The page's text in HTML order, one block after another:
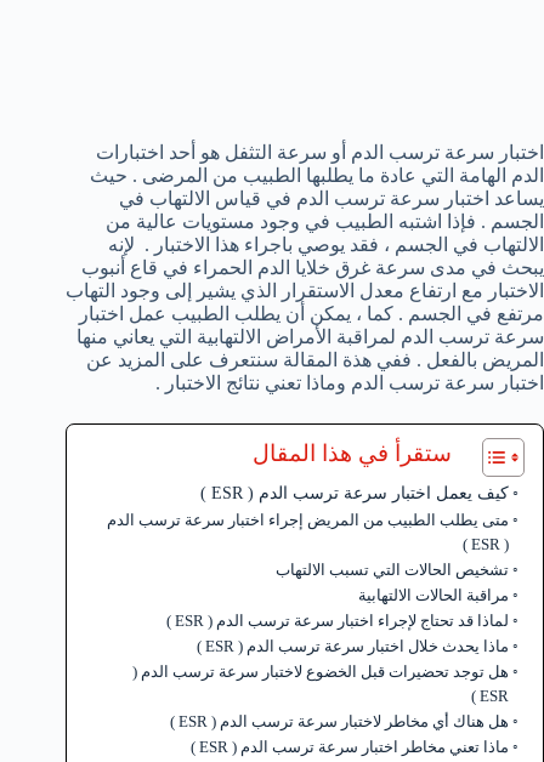
اختبار سرعة ترسب الدم أو سرعة التثفل هو أحد اختبارات
الدم الهامة التي عادة ما يطلبها الطبيب من المرضى . حيث
يساعد اختبار سرعة ترسب الدم في قياس الالتهاب في
الجسم . فإذا اشتبه الطبيب في وجود مستويات عالية من
الالتهاب في الجسم ، فقد يوصي باجراء هذا الاختبار . لإنه
يبحث في مدى سرعة غرق خلايا الدم الحمراء في قاع أنبوب
الاختبار مع ارتفاع معدل الاستقرار الذي يشير إلى وجود التهاب
مرتفع في الجسم . كما ، يمكن أن يطلب الطبيب عمل اختبار
سرعة ترسب الدم لمراقبة الأمراض الالتهابية التي يعاني منها
المريض بالفعل . ففي هذة المقالة سنتعرف على المزيد عن
اختبار سرعة ترسب الدم وماذا تعني نتائج الاختبار .
ستقرأ في هذا المقال
كيف يعمل اختبار سرعة ترسب الدم ( ESR )
متى يطلب الطبيب من المريض إجراء اختبار سرعة ترسب الدم
( ESR )
تشخيص الحالات التي تسبب الالتهاب
مراقبة الحالات الالتهابية
لماذا قد تحتاج لإجراء اختبار سرعة ترسب الدم ( ESR )
ماذا يحدث خلال اختبار سرعة ترسب الدم ( ESR )
هل توجد تحضيرات قبل الخضوع لاختبار سرعة ترسب الدم (
ESR )
هل هناك أي مخاطر لاختبار سرعة ترسب الدم ( ESR )
ماذا تعني مخاطر اختبار سرعة ترسب الدم ( ESR )